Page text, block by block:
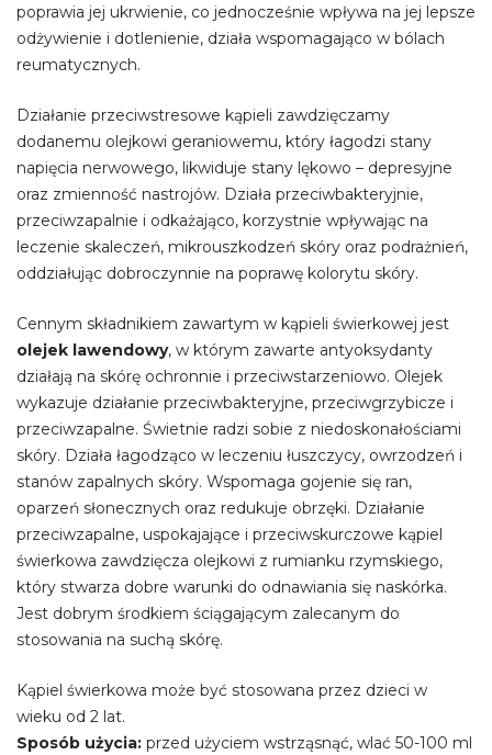
poprawia jej ukrwienie, co jednocześnie wpływa na jej lepsze
odżywienie i dotlenienie, działa wspomagająco w bólach
reumatycznych.
Działanie przeciwstresowe kąpieli zawdzięczamy
dodanemu olejkowi geraniowemu, który łagodzi stany
napięcia nerwowego, likwiduje stany lękowo – depresyjne
oraz zmienność nastrojów. Działa przeciwbakteryjnie,
przeciwzapalnie i odkażająco, korzystnie wpływając na
leczenie skaleczeń, mikrouszkodzeń skóry oraz podrażnień,
oddziałując dobroczynnie na poprawę kolorytu skóry.
Cennym składnikiem zawartym w kąpieli świerkowej jest
olejek lawendowy, w którym zawarte antyoksydanty
działają na skórę ochronnie i przeciwstarzeniowo. Olejek
wykazuje działanie przeciwbakteryjne, przeciwgrzybicze i
przeciwzapalne. Świetnie radzi sobie z niedoskonałościami
skóry. Działa łagodząco w leczeniu łuszczycy, owrzodzeń i
stanów zapalnych skóry. Wspomaga gojenie się ran,
oparzeń słonecznych oraz redukuje obrzęki. Działanie
przeciwzapalne, uspokajające i przeciwskurczowe kąpiel
świerkowa zawdzięcza olejkowi z rumianku rzymskiego,
który stwarza dobre warunki do odnawiania się naskórka.
Jest dobrym środkiem ściągającym zalecanym do
stosowania na suchą skórę.
Kąpiel świerkowa może być stosowana przez dzieci w
wieku od 2 lat.
Sposób użycia: przed użyciem wstrząsnąć, wlać 50-100 ml